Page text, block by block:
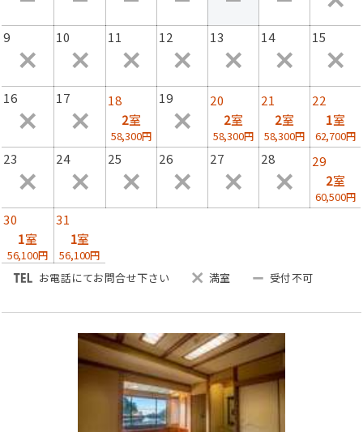
※仕入れ状況により変更になる場合があります。
【お子様料理】
小学生：お子様会席、幼児様：お子様ランチ
【お得にお食事ランクＵＰ】
・地魚のお造りは、お一人様【3800円増】で、通常5種盛
りのお造り→
地魚の姿盛りを含め7～8種付いた豪華舟盛りにランクア
ップできます。（2人前から）
※ランクアップのご注文は、仕入れの都合上ご宿泊日の３
日前までにお申し付けくださいませ。
【お食事場所】
【貸切風呂】
・無料で利用できる3つの貸切風呂でゆったりと温泉をお
楽しみください。
※貸切露天風呂のみ当日の要予約
9 10 11 12 13 14 15
16 17
18
2室
58,300円
19
20
2室
58,300円
21
2室
58,300円
22
1室
62,700円
23 24 25 26 27 28
29
2室
60,500円
30
1室
56,100円
31
1室
56,100円
お電話にてお問合せ下さい
満室 受付不可